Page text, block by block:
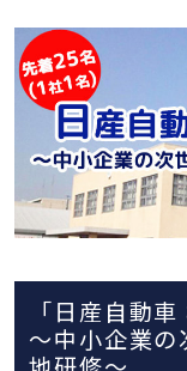
「日産自動
～中小企業